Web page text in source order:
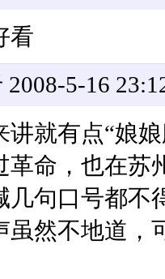
看
2008-5-16
讲就有点“娘
革命，也在苏
几句口号都不
虽然不地道，